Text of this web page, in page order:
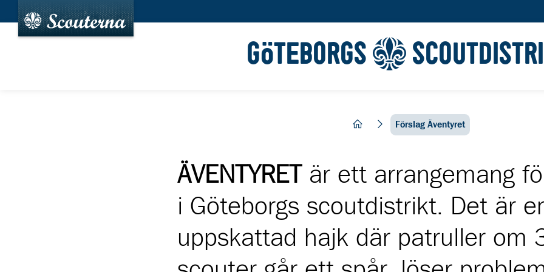
GÖTEBORGS
hem Förslag Äventyret
ÄVENTYRETär ett arrangemang
i Göteborgs scoutdistrikt. Det är
uppskattad hajk där patruller om